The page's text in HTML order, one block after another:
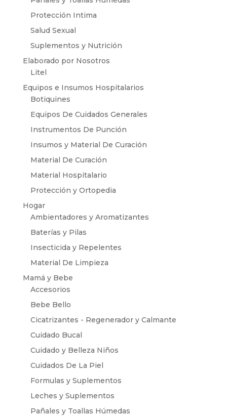
Protección Intima
Salud Sexual
Suplementos y Nutrición
Elaborado por Nosotros
Litel
Equipos e Insumos Hospitalarios
Botiquines
Equipos De Cuidados Generales
Instrumentos De Punción
Insumos y Material De Curación
Material De Curación
Material Hospitalario
Protección y Ortopedia
Hogar
Ambientadores y Aromatizantes
Baterías y Pilas
Insecticida y Repelentes
Material De Limpieza
Mamá y Bebe
Accesorios
Bebe Bello
Cicatrizantes - Regenerador y Calmante
Cuidado Bucal
Cuidado y Belleza Niños
Cuidados De La Piel
Formulas y Suplementos
Leches y Suplementos
Pañales y Toallas Húmedas